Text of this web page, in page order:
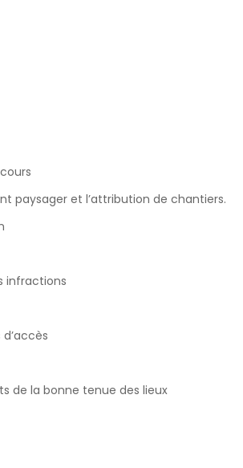
paysager et l’attribution de chantiers.
infractions
de la bonne tenue des lieux